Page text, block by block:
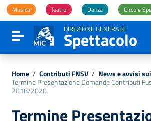
Vai ai contenuti
Vai al menu di navigazione
Vai al footer
Musica Teatro Danza Circo e
Attiva / disattiva la navigazione
DIREZIONE GENERALE
Spettacolo
Home / Contributi FNSV / News e avvisi
Termine Presentazione Domande Contributi
2018/2020
Termine